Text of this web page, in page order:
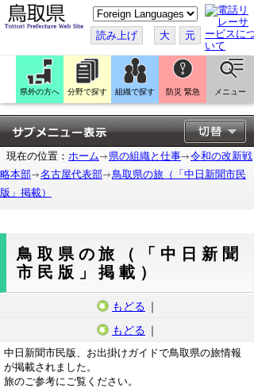
こ
の
ペ
ー
ジ
翻
訳
す
る
読み上げ 大 元
県外の方へ 分野で探す 組織で探す 防災 緊急 メニュー
現在の位置： ホーム 県の組織と仕事
令和の改新戦
略本部
名古屋代表部
鳥取県の旅（「中日新聞市民
版」掲載）
鳥取県の旅（「中日新聞
市民版」掲載）
もどる ｜
もどる ｜
中日新聞市民版、お出掛けガイドで鳥取県の旅情報
が掲載されました。
旅のご参考にご覧ください。